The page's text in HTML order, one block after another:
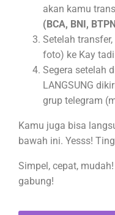
akan kamu
(BCA, BNI,
Setelah
foto) ke Kay
Segera setelah
LANGSUNG
grup telegram
Kamu juga bisa
bawah ini. Yesss!
Simpel, cepat,
gabung!